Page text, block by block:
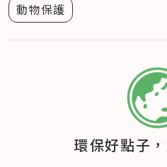
動物保護
環保好點子